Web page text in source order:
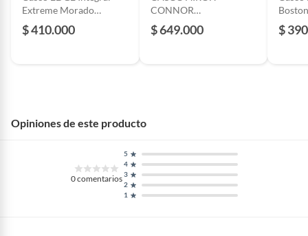
Extreme Morado
Metalizado DOT/ECE
$ 410.000
CONNOR
ANTHRACITE BRILLO
ECE 22.06 TALLA M
$ 649.000
Cert.
$
Opiniones de este producto
0comentarios
1
2
3
4
5